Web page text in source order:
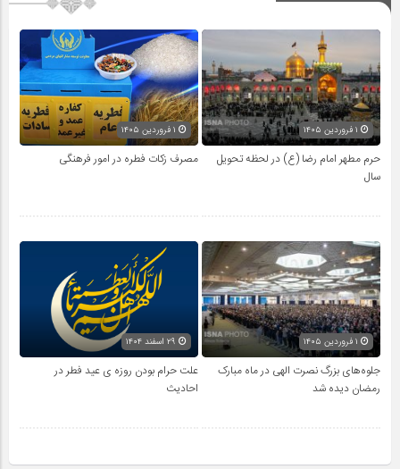
حرم مطهر امام رضا (ع) در لحظه تحویل
سال
مصرف زکات فطره در امور فرهنگی
جلوه‌های بزرگ نصرت الهی در ماه مبارک
رمضان دیده شد
علت حرام بودن روزه ی عید فطر در
احادیث